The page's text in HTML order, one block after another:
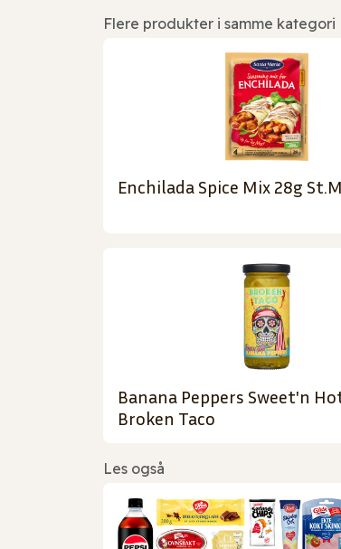
Flere produkter i samme kategori
Enchilada Spice Mix 28g
Banana Peppers Sweet'n
Broken Taco
Les også